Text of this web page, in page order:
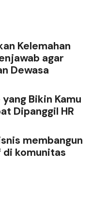
Kelemahan
agar
Dewasa
Bikin Kamu
Dipanggil HR
membangun
komunitas